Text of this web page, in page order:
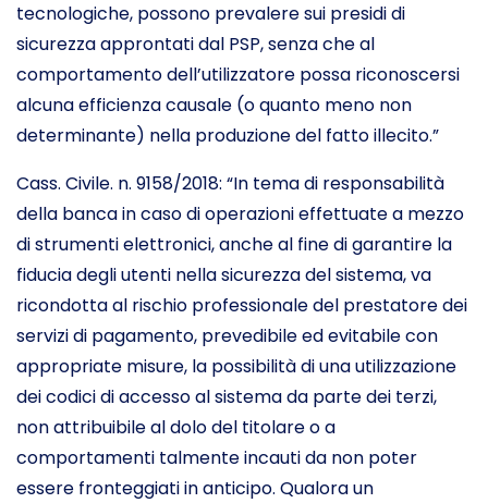
tecnologiche, possono prevalere sui presidi di
sicurezza approntati dal PSP, senza che al
comportamento dell’utilizzatore possa riconoscersi
alcuna efficienza causale (o quanto meno non
determinante) nella produzione del fatto illecito.”
Cass. Civile. n. 9158/2018: “In tema di responsabilità
della banca in caso di operazioni effettuate a mezzo
di strumenti elettronici, anche al fine di garantire la
fiducia degli utenti nella sicurezza del sistema, va
ricondotta al rischio professionale del prestatore dei
servizi di pagamento, prevedibile ed evitabile con
appropriate misure, la possibilità di una utilizzazione
dei codici di accesso al sistema da parte dei terzi,
non attribuibile al dolo del titolare o a
comportamenti talmente incauti da non poter
essere fronteggiati in anticipo. Qualora un